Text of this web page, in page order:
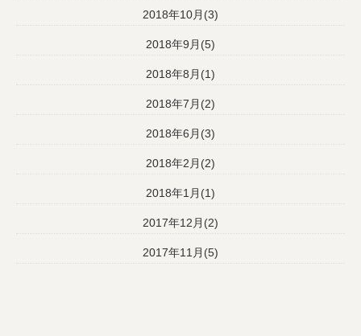
2018年10月(3)
2018年9月(5)
2018年8月(1)
2018年7月(2)
2018年6月(3)
2018年2月(2)
2018年1月(1)
2017年12月(2)
2017年11月(5)